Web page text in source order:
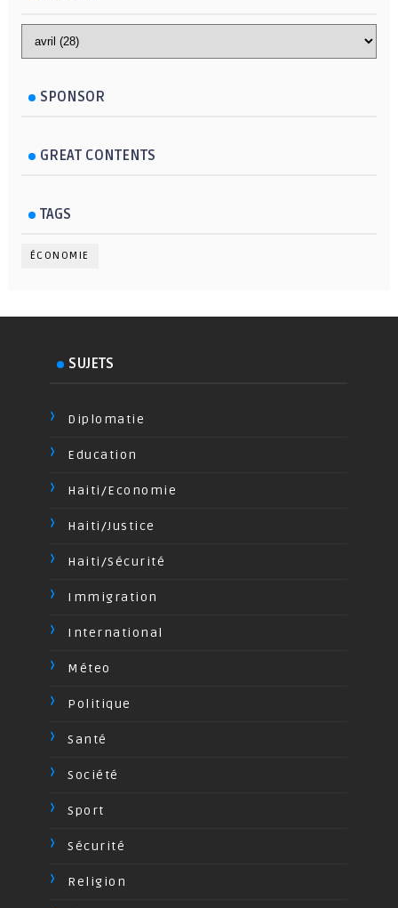
SPONSOR
GREAT CONTENTS
TAGS
ÉCONOMIE
SUJETS
Diplomatie
Education
Haiti/Economie
Haiti/Justice
Haiti/Sécurité
Immigration
International
Méteo
Politique
Santé
Société
Sport
Sécurité
Religion